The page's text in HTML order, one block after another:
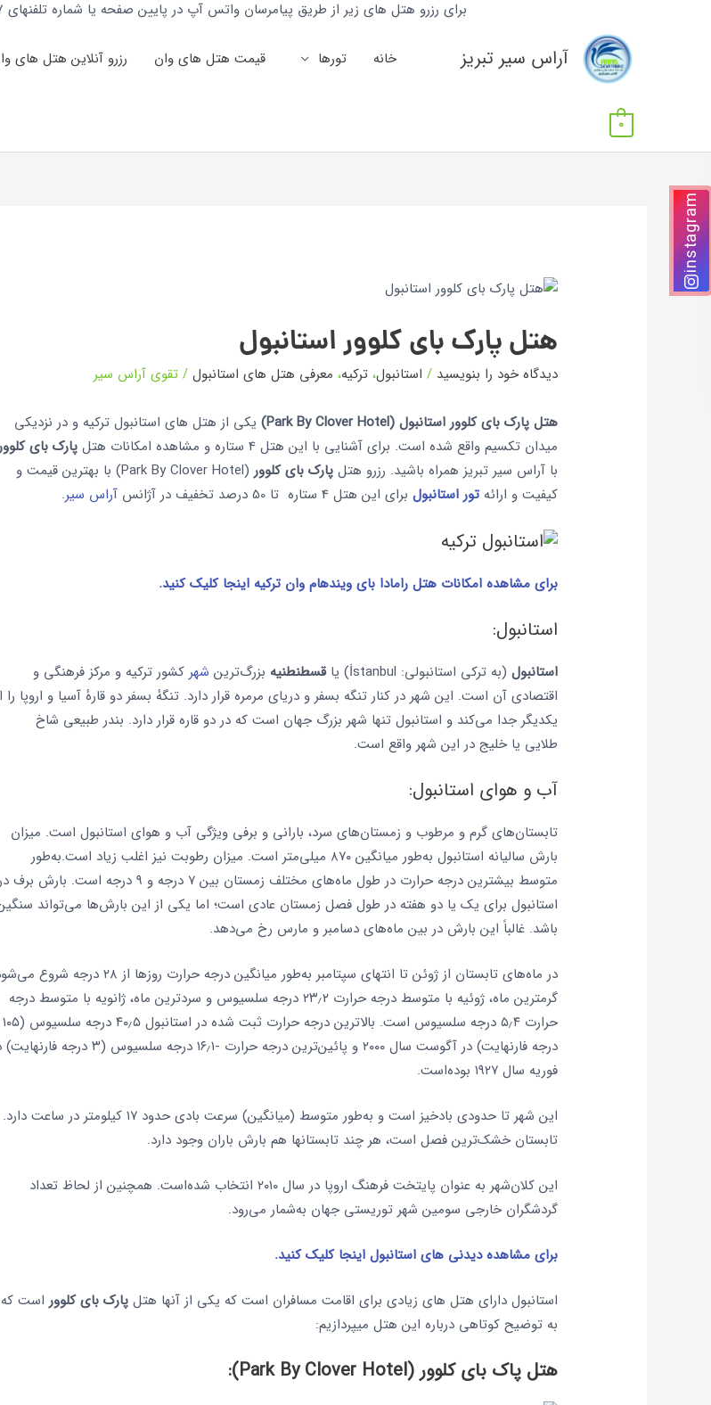
برای رزرو هتل های زیر از طریق پیامرسان واتس آپ در پایین صفحه یا شماره تلفنهای 04133342777 و 04133251388 تماس بگیرید.
آراس سیر تبریز خانه تورها قیمت هتل های وان رزرو آنلاین هتل های
0
هتل پارک بای کلوور استانبول
دیدگاه‌ خود را بنویسید / استانبول،ترکیه، معرفی هتل های استانبول /تقوی آراس سیر
هتل پارک بای کلوور استانبول (Park By Clover Hotel)
یکی از هتل های استانبول ترکیه و در نزدیکی
میدان تکسیم واقع شده است. برای آشنایی با این هتل 4 ستاره و مشاهده امکانات هتل
پارک بای
با آراس سیر تبریز همراه باشید. رزرو هتلپارک بای کلوور
(Park By Clover Hotel) با بهترین قیمت و
کیفیت و ارائهتور استانبول برای این هتل 4 ستاره تا 50 درصد تخفیف در آژانس آراس سیر.
برای مشاهده امکانات هتل رامادا بای ویندهام وان ترکیه اینجا کلیک کنید.
استانبول:
استانبول (به ترکی استانبولی: İstanbul) یا قسطنطنیه بزرگ‌ترین شهر کشور ترکیه و مرکز فرهنگی و
اقتصادی آن است. این شهر در کنار تنگه بسفر و دریای مرمره قرار دارد. تنگهٔ بسفر دو قارهٔ آسیا و اروپا را
یکدیگر جدا می‌کند و استانبول تنها شهر بزرگ جهان است که در دو قاره قرار دارد. بندر طبیعی شاخ
طلایی یا خلیج در این شهر واقع است.
آب و هوای استانبول:
تابستان‌های گرم و مرطوب و زمستان‌های سرد، بارانی و برفی ویژگی آب و هوای استانبول است. میزان
بارش سالیانه استانبول به‌طور میانگین ۸۷۰ میلی‌متر است. میزان رطوبت نیز اغلب زیاد است.به‌طور
متوسط بیشترین درجه حرارت در طول ماه‌های مختلف زمستان بین ۷ درجه و ۹ درجه است. بارش برف در
استانبول برای یک یا دو هفته در طول فصل زمستان عادی است؛ اما یکی از این بارش‌ها می‌تواند
باشد. غالباً این بارش در بین ماه‌های دسامبر و مارس رخ می‌دهد.
در ماه‌های تابستان از ژوئن تا انتهای سپتامبر به‌طور میانگین درجه حرارت روزها از ۲۸ درجه
گرمترین ماه، ژوئیه با متوسط درجه حرارت ۲۳٫۲ درجه سلسیوس و سردترین ماه، ژانویه با متوسط درجه
حرارت ۵٫۴ درجه سلسیوس است. بالاترین درجه حرارت ثبت شده در استانبول ۴۰٫۵ درجه سلسیوس (۱۰۵
درجه فارنهایت) در آگوست سال ۲۰۰۰ و پائین‌ترین درجه حرارت -۱۶٫۱ درجه سلسیوس (۳ درجه
فوریه سال ۱۹۲۷ بوده‌است.
این شهر تا حدودی بادخیز است و به‌طور متوسط (میانگین) سرعت بادی حدود ۱۷ کیلومتر در ساعت دارد.
تابستان خشک‌ترین فصل است، هر چند تابستانها هم بارش باران وجود دارد.
این کلان‌شهر به عنوان پایتخت فرهنگ اروپا در سال ۲۰۱۰ انتخاب شده‌است. همچنین از لحاظ تعداد
گردشگران خارجی سومین شهر توریستی جهان به‌شمار می‌رود.
برای مشاهده دیدنی های استانبول اینجا کلیک کنید.
استانبول دارای هتل های زیادی برای اقامت مسافران است که یکی از آنها هتلپارک بای کلوور است که
به توضیح کوتاهی درباره این هتل میپردازیم:
هتل پاک بای کلوور (Park By Clover Hotel):
instagram